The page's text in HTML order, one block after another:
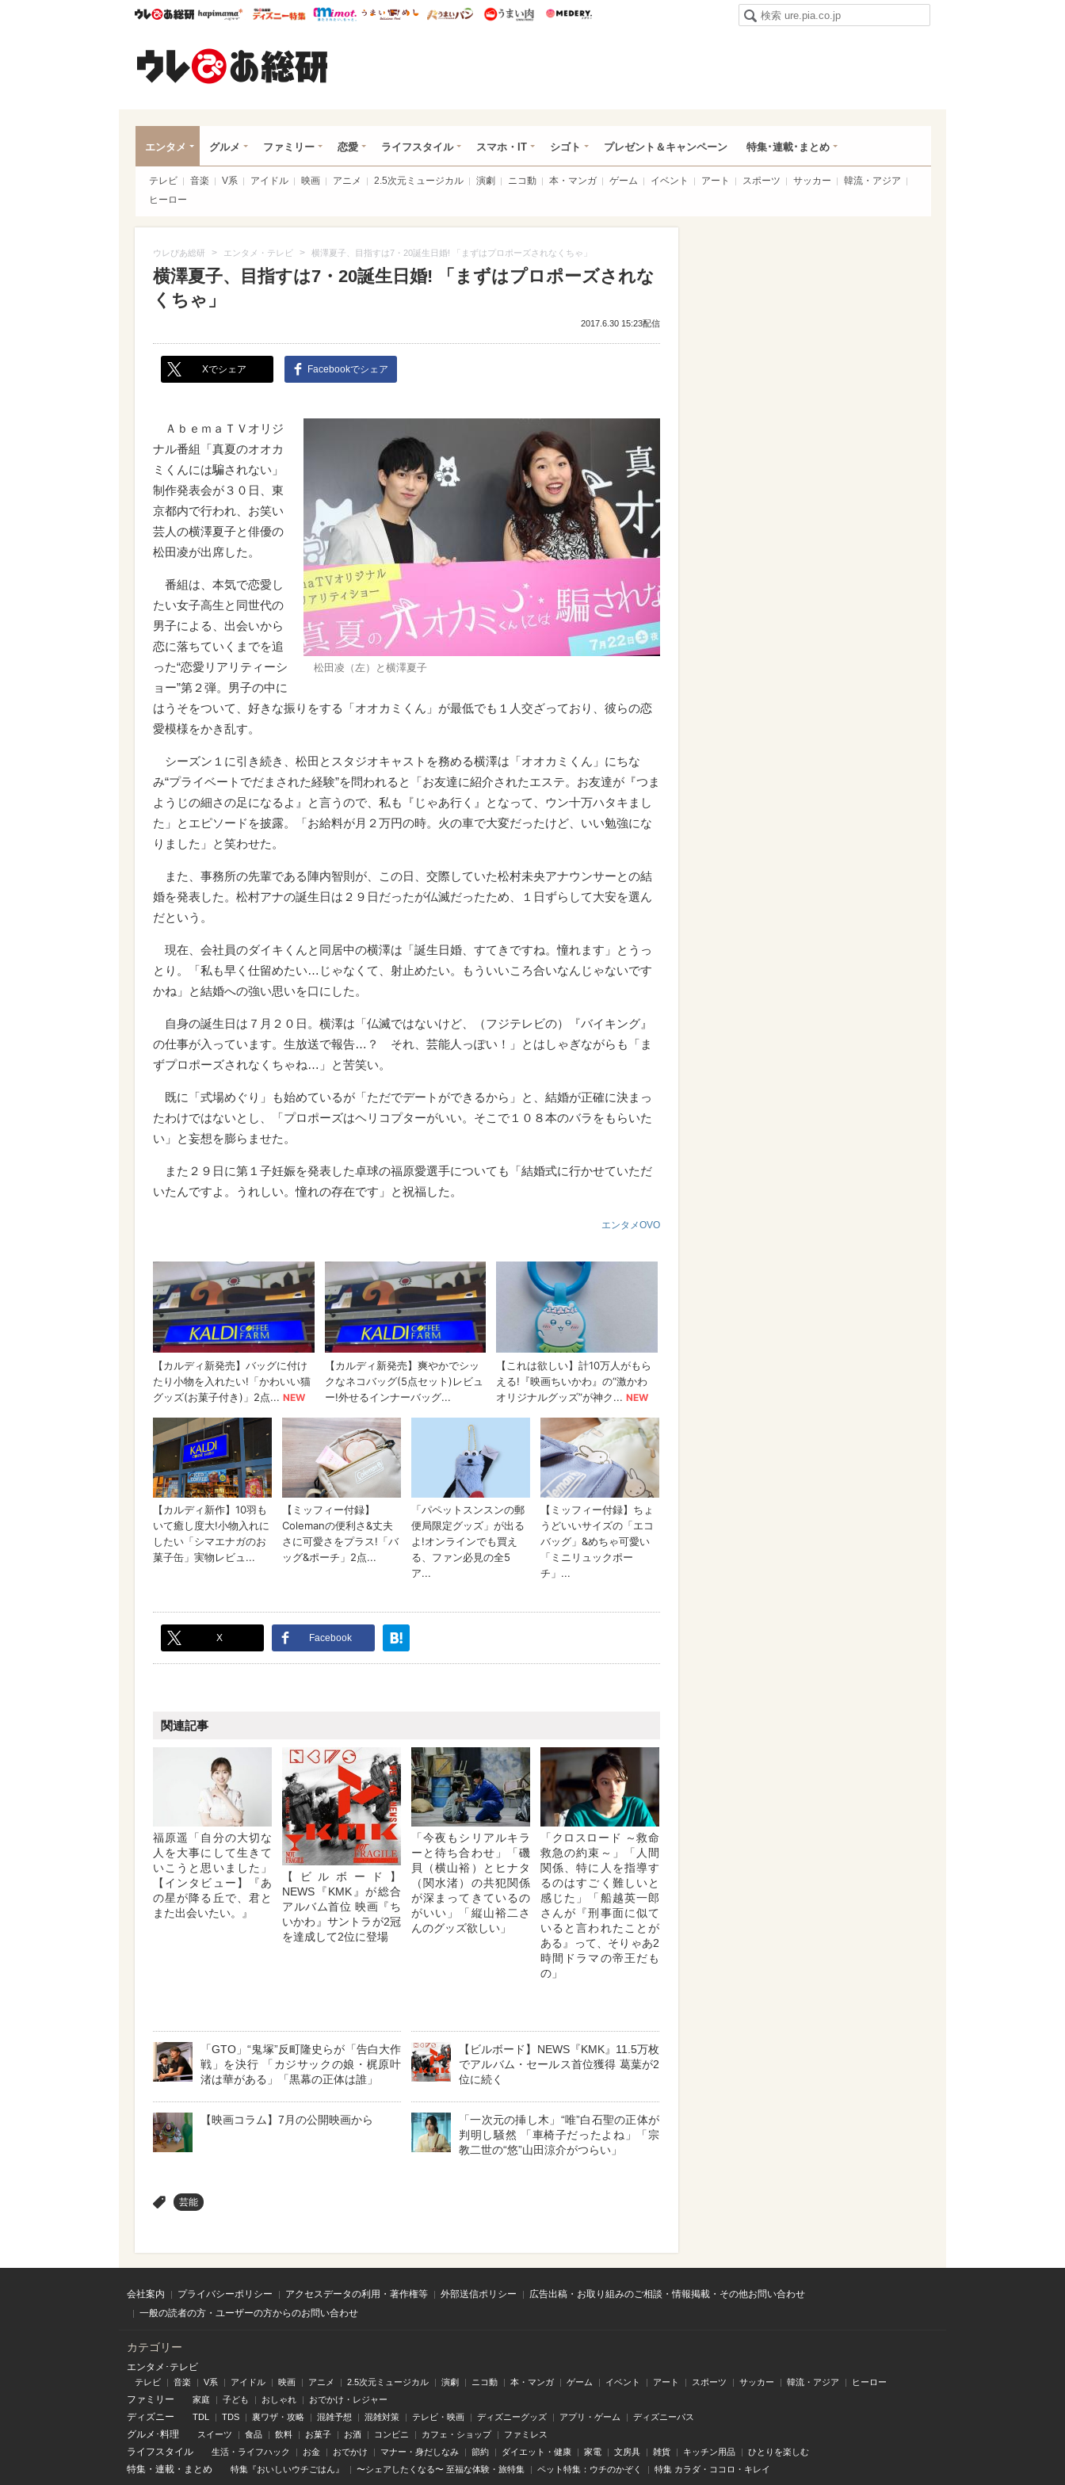
ウレぴあ総研ハピママ* ウレぴあ総研 ディズニー特集
mimot. うまいめし うまいパン うまい肉
エンタメ グルメ ファミリー 恋愛 ライフスタイル スマホ・IT シゴト プレゼント＆キャンペーン 特集･連載･まとめ
テレビ 音楽 V系 アイドル 映画 アニメ 2.5次元ミュージカル 演劇 ニコ動 本・マンガ ゲーム イベント アート スポーツ サッカー
韓流・アジア
ヒーロー
ウレぴあ総研 > エンタメ・テレビ > 横澤夏子、目指すは7・20誕生日婚! 「まずはプロポーズされなくちゃ」
横澤夏子、目指すは7・20誕生日婚! 「まずはプロポーズされな
くちゃ」
2017.6.30 15:23配信
Xでシェア Facebookでシェア
松田凌（左）と横澤夏子
ＡｂｅｍａＴＶオリジ
ナル番組「真夏のオオカ
ミくんには騙されない」
制作発表会が３０日、東
京都内で行われ、お笑い
芸人の横澤夏子と俳優の
松田凌が出席した。
番組は、本気で恋愛し
たい女子高生と同世代の
男子による、出会いから
恋に落ちていくまでを追
った“恋愛リアリティーシ
ョー”第２弾。男子の中に
はうそをついて、好きな振りをする「オオカミくん」が最低でも１人交ざっており、彼らの恋
愛模様をかき乱す。
シーズン１に引き続き、松田とスタジオキャストを務める横澤は「オオカミくん」にちな
み“プライベートでだまされた経験”を問われると「お友達に紹介されたエステ。お友達が『つま
ようじの細さの足になるよ』と言うので、私も『じゃあ行く』となって、ウン十万ハタキまし
た」とエピソードを披露。「お給料が月２万円の時。火の車で大変だったけど、いい勉強にな
りました」と笑わせた。
また、事務所の先輩である陣内智則が、この日、交際していた松村未央アナウンサーとの結
婚を発表した。松村アナの誕生日は２９日だったが仏滅だったため、１日ずらして大安を選ん
だという。
現在、会社員のダイキくんと同居中の横澤は「誕生日婚、すてきですね。憧れます」とうっ
とり。「私も早く仕留めたい…じゃなくて、射止めたい。もういいころ合いなんじゃないです
かね」と結婚への強い思いを口にした。
自身の誕生日は７月２０日。横澤は「仏滅ではないけど、（フジテレビの）『バイキング』
の仕事が入っています。生放送で報告…？ それ、芸能人っぽい！」とはしゃぎながらも「ま
ずプロポーズされなくちゃね…」と苦笑い。
既に「式場めぐり」も始めているが「ただでデートができるから」と、結婚が正確に決まっ
たわけではないとし、「プロポーズはヘリコプターがいい。そこで１０８本のバラをもらいた
い」と妄想を膨らませた。
また２９日に第１子妊娠を発表した卓球の福原愛選手についても「結婚式に行かせていただ
いたんですよ。うれしい。憧れの存在です」と祝福した。
エンタメOVO
X Facebook
関連記事
福原遥「自分の大切な
人を大事にして生きて
いこうと思いました」
【インタビュー】『あ
の星が降る丘で、君と
また出会いたい。』
【ビルボード】
NEWS『KMK』が総合
アルバム首位 映画『ち
いかわ』サントラが2冠
を達成して2位に登場
「今夜もシリアルキラ
ーと待ち合わせ」「磯
貝（横山裕）とヒナタ
（関水渚）の共犯関係
が深まってきているの
がいい」「縦山裕二さ
んのグッズ欲しい」
「クロスロード ～救命
救急の約束～」「人間
関係、特に人を指導す
るのはすごく難しいと
感じた」「船越英一郎
さんが『刑事面に似て
いると言われたことが
ある』って、そりゃあ2
時間ドラマの帝王だも
の」
「GTO」“鬼塚”反町隆史らが「告白大作
戦」を決行 「カジサックの娘・梶原叶
渚は華がある」「黒幕の正体は誰」
【ビルボード】NEWS『KMK』11.5万枚
でアルバム・セールス首位獲得 葛葉が2
位に続く
【映画コラム】7月の公開映画から
「一次元の挿し木」“唯”白石聖の正体が
判明し騒然 「車椅子だったよね」「宗
教二世の“悠”山田涼介がつらい」
芸能
会社案内 プライバシーポリシー アクセスデータの利用・著作権等 外部送信ポリシー
広告出稿・お取り組みのご相談・情報掲載・その他お問い合わせ
一般の読者の方・ユーザーの方からのお問い合わせ
カテゴリー
エンタメ･テレビ
テレビ 音楽 V系 アイドル 映画 アニメ 2.5次元ミュージカル 演劇 ニコ動 本・マンガ ゲーム イベント アート スポーツ サッカー 韓流・アジア ヒーロー
ファミリー 家庭 子ども おしゃれ おでかけ・レジャー
ディズニー TDL TDS 裏ワザ・攻略 混雑予想 混雑対策 テレビ・映画 ディズニーグッズ アプリ・ゲーム ディズニーパス
グルメ･料理 スイーツ 食品 飲料 お菓子 お酒 コンビニ カフェ・ショップ ファミレス
ライフスタイル 生活・ライフハック お金 おでかけ マナー・身だしなみ 節約 ダイエット・健康 家電 文房具 雑貨 キッチン用品 ひとりを楽しむ
特集 ・ 連載 ・ まとめ 特集『おいしいウチごはん』 〜シェアしたくなる〜 至福な体験・旅特集 ペット特集：ウチのかぞく 特集 カラダ・ココロ・キレイ